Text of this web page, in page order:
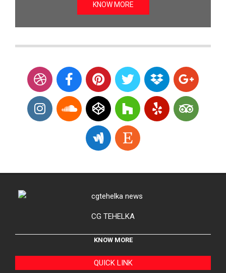
KNOW MORE
CG TEHELKA
KNOW MORE
QUICK LINK